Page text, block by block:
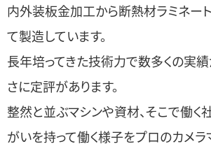
内外装板金加工から断熱材ラミネー
て製造しています。
長年培ってきた技術力で数多くの実績
さに定評があります。
整然と並ぶマシンや資材、そこで働く
がいを持って働く様子をプロのカメラ